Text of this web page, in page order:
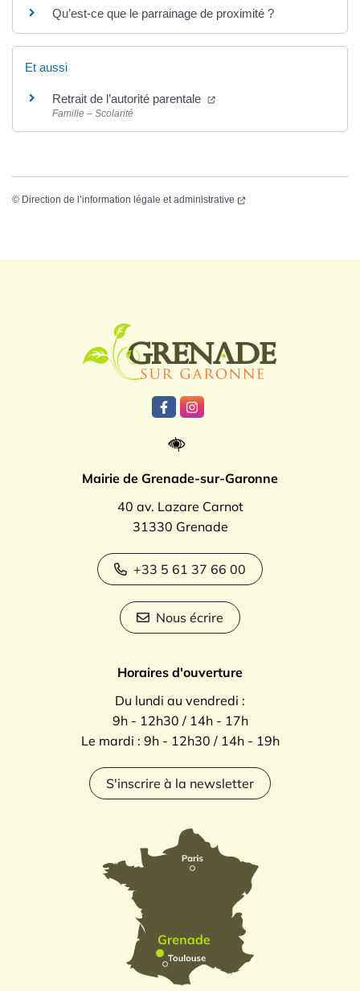
Qu’est-ce que le parrainage de proximité ?
Et aussi
Retrait de l’autorité parentale
Famille – Scolarité
© Direction de l’information légale et administrative
Lien vers le compte Facebook
Lien vers le compte
Mairie de Grenade-sur-Garonne
40 av. Lazare Carnot
31330 Grenade
+33 5 61 37 66 00
Nous écrire
Horaires d'ouverture
Du lundi au vendredi :
9h - 12h30 / 14h - 17h
Le mardi : 9h - 12h30 / 14h - 19h
S'inscrire à la newsletter